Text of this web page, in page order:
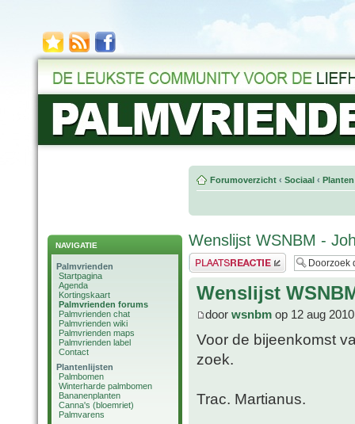
NAVIGATIE
Palmvrienden
Startpagina
Agenda
Kortingskaart
Palmvrienden forums
Palmvrienden chat
Palmvrienden wiki
Palmvrienden maps
Palmvrienden label
Contact
Plantenlijsten
Palmbomen
Winterharde palmbomen
Bananenplanten
Canna's (bloemriet)
Palmvarens
Forumoverzicht ‹ Sociaal ‹
Wenslijst WSNBM -
Plaats een reactie
Wenslijst
door wsnbm op 12 aug
Voor de bijeenkomst
zoek.
Trac. Martianus.